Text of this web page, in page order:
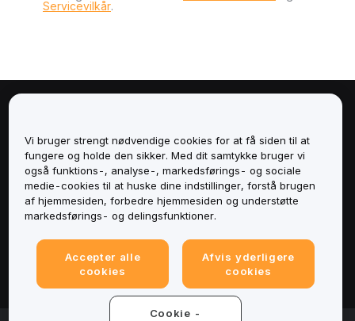
Servicevilkår.
Tjenester
Support
Vi bruger strengt nødvendige cookies for at få siden til at
fungere og holde den sikker. Med dit samtykke bruger vi
også funktions-, analyse-, markedsførings- og sociale
medie-cookies til at huske dine indstillinger, forstå brugen
af hjemmesiden, forbedre hjemmesiden og understøtte
markedsførings- og delingsfunktioner.
Accepter alle
cookies
Afvis yderligere
cookies
Cookie -